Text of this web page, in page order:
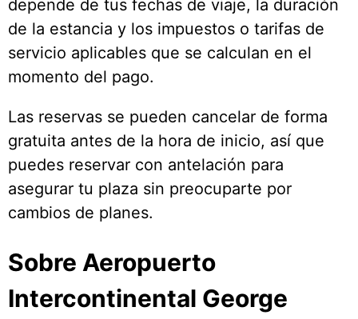
depende de tus fechas de viaje, la duración
de la estancia y los impuestos o tarifas de
servicio aplicables que se calculan en el
momento del pago.
Las reservas se pueden cancelar de forma
gratuita antes de la hora de inicio, así que
puedes reservar con antelación para
asegurar tu plaza sin preocuparte por
cambios de planes.
Sobre Aeropuerto
Intercontinental George